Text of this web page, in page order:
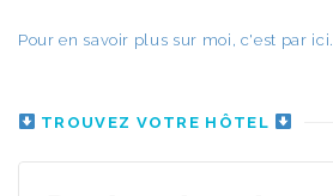
Pour en savoir plus sur moi, c'est par ici.
TROUVEZ VOTRE HÔTEL